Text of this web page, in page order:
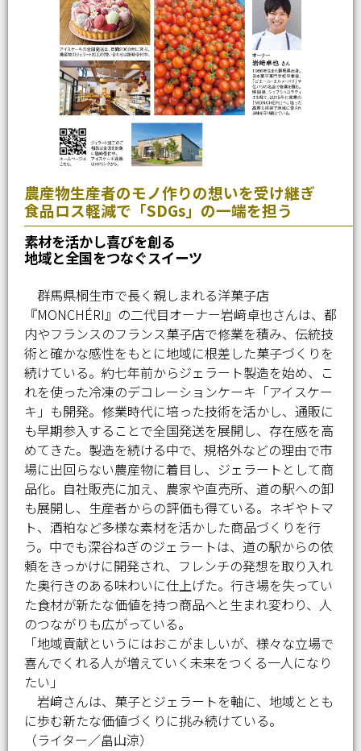
農産物生産者のモノ作りの想いを受け継ぎ
食品ロス軽減で「SDGs」の一端を担う
素材を活かし喜びを創る
地域と全国をつなぐスイーツ
群馬県桐生市で長く親しまれる洋菓子店
『MONCHÉRI』の二代目オーナー岩﨑卓也さんは、都
内やフランスのフランス菓子店で修業を積み、伝統技
術と確かな感性をもとに地域に根差した菓子づくりを
続けている。約七年前からジェラート製造を始め、こ
れを使った冷凍のデコレーションケーキ「アイスケー
キ」も開発。修業時代に培った技術を活かし、通販に
も早期参入することで全国発送を展開し、存在感を高
めてきた。製造を続ける中で、規格外などの理由で市
場に出回らない農産物に着目し、ジェラートとして商
品化。自社販売に加え、農家や直売所、道の駅への卸
も展開し、生産者からの評価も得ている。ネギやトマ
ト、酒粕など多様な素材を活かした商品づくりを行
う。中でも深谷ねぎのジェラートは、道の駅からの依
頼をきっかけに開発され、フレンチの発想を取り入れ
た奥行きのある味わいに仕上げた。行き場を失ってい
た食材が新たな価値を持つ商品へと生まれ変わり、人
のつながりも広がっている。
「地域貢献というにはおこがましいが、様々な立場で
喜んでくれる人が増えていく未来をつくる一人になり
たい」
岩﨑さんは、菓子とジェラートを軸に、地域ととも
に歩む新たな価値づくりに挑み続けている。
（ライター／畠山涼）